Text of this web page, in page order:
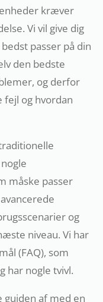
kræver
Vi vil give dig
passer på din
den bedste
og derfor
fejl og hvordan
måske passer
og
niveau. Vi har
(FAQ), som
har nogle tvivl.
guiden af med en